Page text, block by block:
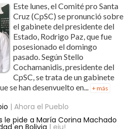
Este lunes, el Comité pro Santa
Cruz (CpSC) se pronunció sobre
el gabinete del presidente del
Estado, Rodrigo Paz, que fue
posesionado el domingo
pasado. Según Stello
Cochamanidis, presidente del
CpSC, se trata de un gabinete
se han desenvuelto en... + más
| Ahora el Pueblo
le pide a María Corina Machado
en Bolivia | eju!